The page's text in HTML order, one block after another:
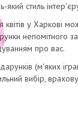
який стиль
у Харкові
непомітного
про вас.
(м'яких
вибір,